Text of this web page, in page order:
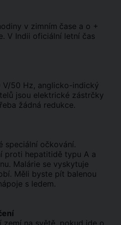
v zimním čase a o +
V Indii oficiální letní čas
50 Hz, anglicko-indický
jsou elektrické zástrčky
žádná redukce.
speciální očkování.
proti hepatitidě typu A a
Malárie se vyskytuje
Měli byste pít balenou
s ledem.
zemí na světě, pokud jde o